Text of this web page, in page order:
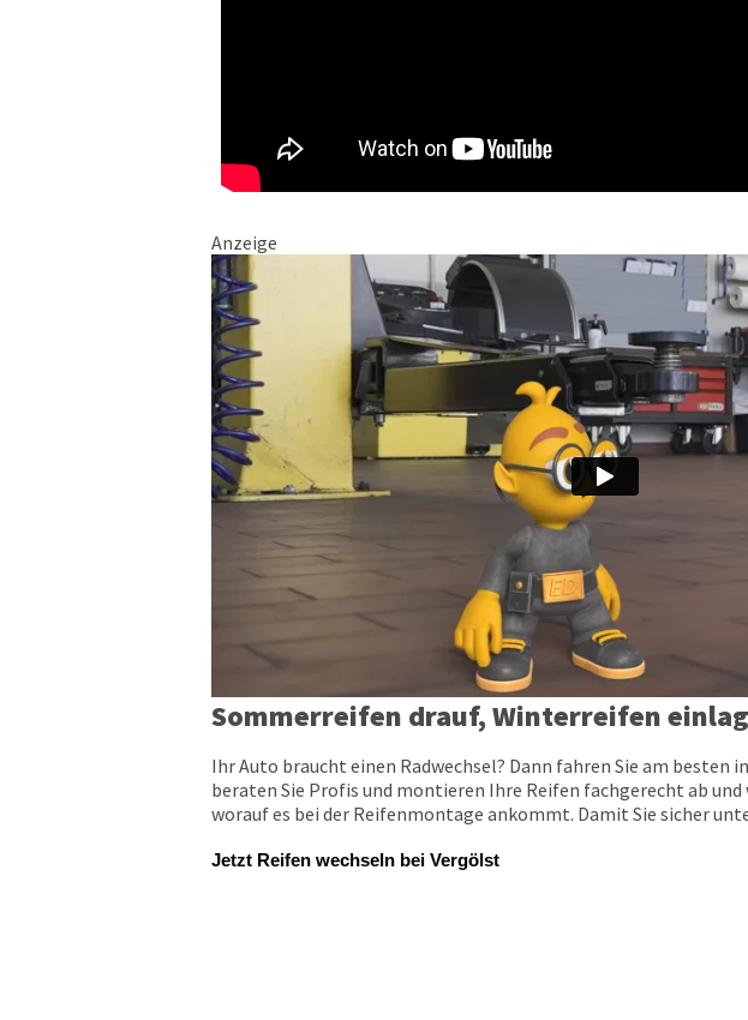
Anzeige
Sommerreifen drauf, Winterreifen
Ihr Auto braucht einen Radwechsel? Dann fahren Sie am besten
beraten Sie Profis und montieren Ihre Reifen fachgerecht ab und
worauf es bei der Reifenmontage ankommt. Damit Sie sicher
Jetzt Reifen wechseln bei Vergölst